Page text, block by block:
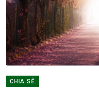
CHIA SẺ